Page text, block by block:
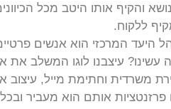
והקיף אותו היטב מכל
ללקוח.
היעד המרכזי הוא אנשים
עשינו? עיצבנו לוגו המשלב את
משרדית וחתימת מייל, עיצוב
פרזנטציות אותם הוא מעביר